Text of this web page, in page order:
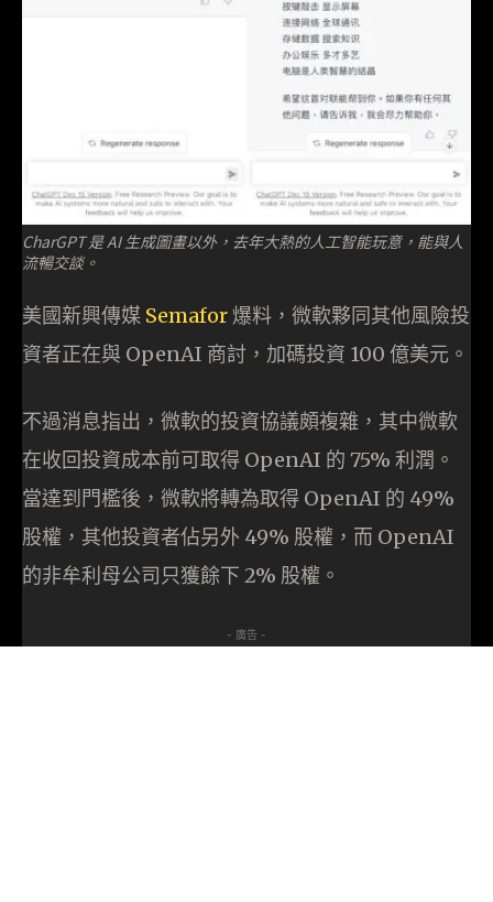
CharGPT 是 AI 生成圖畫以外，去年大熱的人工智能玩意，能與人
流暢交談。
美國新興傳媒 Semafor爆料，微軟夥同其他風險投
資者正在與 OpenAI 商討，加碼投資 100 億美元。
不過消息指出，微軟的投資協議頗複雜，其中微軟
在收回投資成本前可取得 OpenAI 的 75% 利潤。
當達到門檻後，微軟將轉為取得 OpenAI 的 49%
股權，其他投資者佔另外 49% 股權，而 OpenAI
的非牟利母公司只獲餘下 2% 股權。
- 廣告 -